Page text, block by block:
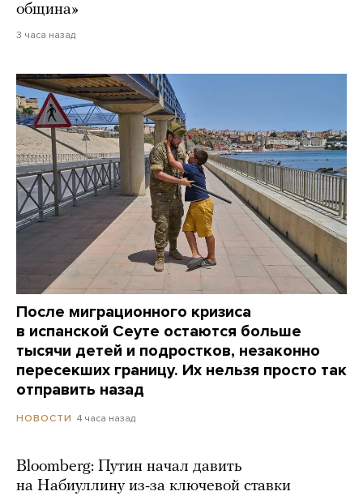
община»
3 часа назад
После миграционного кризиса
в испанской Сеуте остаются больше
тысячи детей и подростков, незаконно
пересекших границу. Их нельзя просто так
отправить назад
НОВОСТИ 4 часа назад
Bloomberg: Путин начал давить
на Набиуллину из-за ключевой ставки